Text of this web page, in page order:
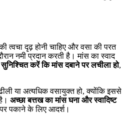
दृढ़ होनी चाहिए और वसा की परत
नमी प्रदान करती है। मांस का स्वाद
करें कि मांस दबाने पर लचीला हो,
या अत्यधिक वसायुक्त हो, क्योंकि इससे
अच्छा बत्तख का मांस घना और स्वादिष्ट
पकाने के लिए आदर्श।